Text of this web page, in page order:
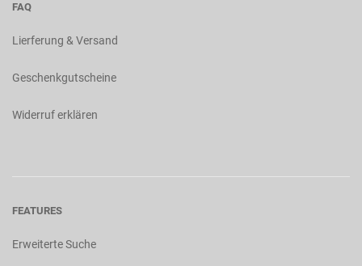
FAQ
Lierferung & Versand
Geschenkgutscheine
Widerruf erklären
FEATURES
Erweiterte Suche